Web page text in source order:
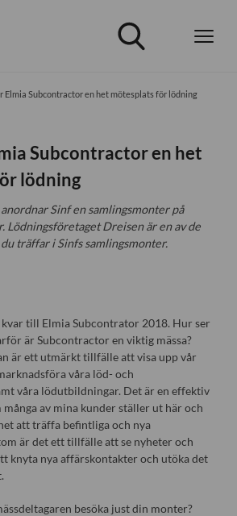
Elmia Subcontractor en het mötesplats för lödning
Subcontractor en het
lödning
Sinf en samlingsmonter på
Lödningsföretaget Dreisen är en av de
träffar i Sinfs samlingsmonter.
till Elmia Subcontrator 2018. Hur ser
är Subcontractor en viktig mässa?
är ett utmärkt tillfälle att visa upp vår
våra löd- och
våra lödutbildningar. Det är en effektiv
av mina kunder ställer ut här och
att träffa befintliga och nya
är det ett tillfälle att se nyheter och
knyta nya affärskontakter och utöka det
besöka just din monter?